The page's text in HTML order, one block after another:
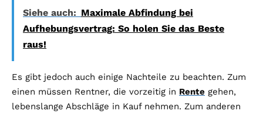
Siehe auch: Maximale Abfindung bei
Aufhebungsvertrag: So holen Sie das Beste
raus!
Es gibt jedoch auch einige Nachteile zu beachten. Zum
einen müssen Rentner, die vorzeitig in Rente gehen,
lebenslange Abschläge in Kauf nehmen. Zum anderen